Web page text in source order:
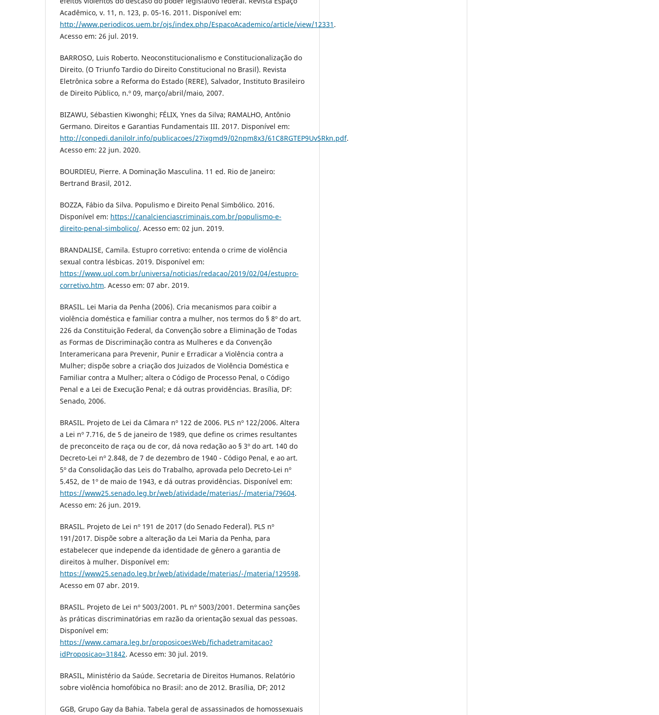
Acadêmico, v. 11, n. 123, p. 05-16. 2011. Disponível em:
http://www.periodicos.uem.br/ojs/index.php/EspacoAcademico/article/view/12331 .
Acesso em: 26 jul. 2019.
BARROSO, Luis Roberto. Neoconstitucionalismo e Constitucionalização do
Direito. (O Triunfo Tardio do Direito Constitucional no Brasil). Revista
Eletrônica sobre a Reforma do Estado (RERE), Salvador, Instituto Brasileiro
de Direito Público, n.º 09, março/abril/maio, 2007.
BIZAWU, Sébastien Kiwonghi; FÉLIX, Ynes da Silva; RAMALHO, Antônio
Germano. Direitos e Garantias Fundamentais III. 2017. Disponível em:
http://conpedi.danilolr.info/publicacoes/27ixgmd9/02npm8x3/61C8RGTEP9Uv5Rkn.pdf.
Acesso em: 22 jun. 2020.
BOURDIEU, Pierre. A Dominação Masculina. 11 ed. Rio de Janeiro:
Bertrand Brasil, 2012.
BOZZA, Fábio da Silva. Populismo e Direito Penal Simbólico. 2016.
Disponível em: https://canalcienciascriminais.com.br/populismo-e-
direito-penal-simbolico/. Acesso em: 02 jun. 2019.
BRANDALISE, Camila. Estupro corretivo: entenda o crime de violência
sexual contra lésbicas. 2019. Disponível em:
https://www.uol.com.br/universa/noticias/redacao/2019/02/04/estupro-
corretivo.htm. Acesso em: 07 abr. 2019.
BRASIL. Lei Maria da Penha (2006). Cria mecanismos para coibir a
violência doméstica e familiar contra a mulher, nos termos do § 8º do art.
226 da Constituição Federal, da Convenção sobre a Eliminação de Todas
as Formas de Discriminação contra as Mulheres e da Convenção
Interamericana para Prevenir, Punir e Erradicar a Violência contra a
Mulher; dispõe sobre a criação dos Juizados de Violência Doméstica e
Familiar contra a Mulher; altera o Código de Processo Penal, o Código
Penal e a Lei de Execução Penal; e dá outras providências. Brasília, DF:
Senado, 2006.
BRASIL. Projeto de Lei da Câmara nº 122 de 2006. PLS nº 122/2006. Altera
a Lei nº 7.716, de 5 de janeiro de 1989, que define os crimes resultantes
de preconceito de raça ou de cor, dá nova redação ao § 3º do art. 140 do
Decreto-Lei nº 2.848, de 7 de dezembro de 1940 - Código Penal, e ao art.
5º da Consolidação das Leis do Trabalho, aprovada pelo Decreto-Lei nº
5.452, de 1º de maio de 1943, e dá outras providências. Disponível em:
https://www25.senado.leg.br/web/atividade/materias/-/materia/79604.
Acesso em: 26 jun. 2019.
BRASIL. Projeto de Lei nº 191 de 2017 (do Senado Federal). PLS nº
191/2017. Dispõe sobre a alteração da Lei Maria da Penha, para
estabelecer que independe da identidade de gênero a garantia de
direitos à mulher. Disponível em:
https://www25.senado.leg.br/web/atividade/materias/-/materia/129598.
Acesso em 07 abr. 2019.
BRASIL. Projeto de Lei nº 5003/2001. PL nº 5003/2001. Determina sanções
às práticas discriminatórias em razão da orientação sexual das pessoas.
Disponível em:
https://www.camara.leg.br/proposicoesWeb/fichadetramitacao?
idProposicao=31842. Acesso em: 30 jul. 2019.
BRASIL, Ministério da Saúde. Secretaria de Direitos Humanos. Relatório
sobre violência homofóbica no Brasil: ano de 2012. Brasília, DF; 2012
GGB, Grupo Gay da Bahia. Tabela geral de assassinados de homossexuais